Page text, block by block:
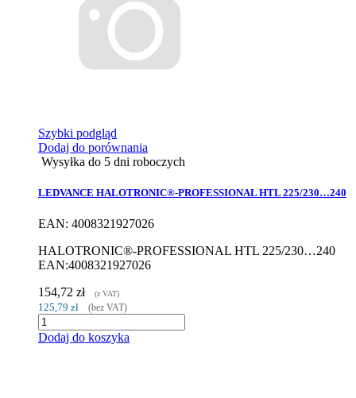
Szybki podgląd
Dodaj do porównania
Wysyłka do 5 dni roboczych
LEDVANCE HALOTRONIC®-PROFESSIONAL HTL 225/230…240
EAN: 4008321927026
HALOTRONIC®-PROFESSIONAL HTL 225/230…240
EAN:4008321927026
154,72 zł
(z VAT)
125,79 zł (bez VAT)
Dodaj do koszyka